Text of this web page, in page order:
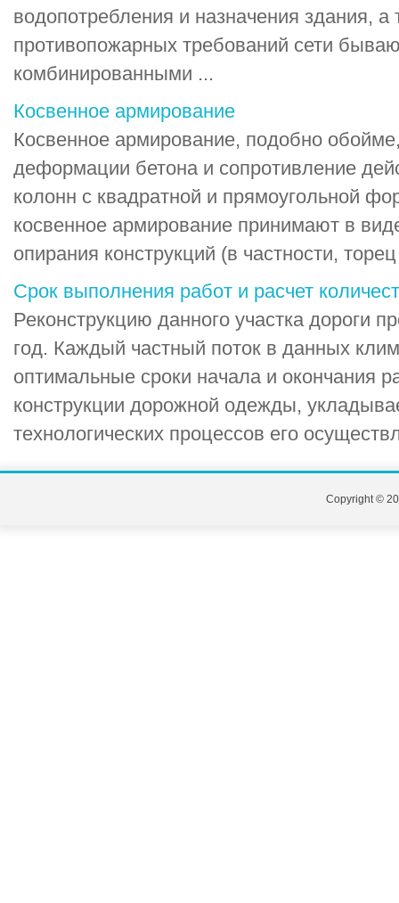
водопотребления и назначения здания, а
противопожарных требований сети
комбинированными ...
Косвенное армирование
Косвенное армирование, подобно
деформации бетона и сопротивление
колонн с квадратной и прямоугольной
косвенное армирование принимают в
опирания конструкций (в частности,
Срок выполнения работ и расчет
Реконструкцию данного участка дороги
год. Каждый частный поток в данных
оптимальные сроки начала и окончания
конструкции дорожной одежды,
технологических процессов его
Copyright ©